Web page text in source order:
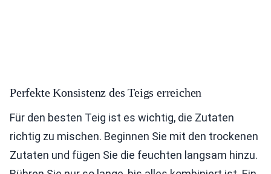
Perfekte Konsistenz des Teigs erreichen
Für den besten Teig ist es wichtig, die Zutaten
richtig zu mischen. Beginnen Sie mit den trockenen
Zutaten und fügen Sie die feuchten langsam hinzu.